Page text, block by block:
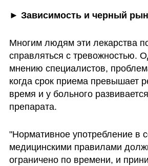
► Зависимость и черный
Многим людям эти лекарства
справляться с тревожностью.
мнению специалистов,
когда срок приема превышает
время и у больного
препарата.
"Нормативное употребление в
медицинскими правилами
ограничено по времени, и